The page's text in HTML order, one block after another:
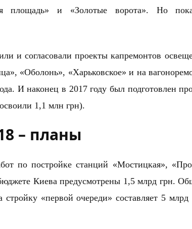
площадь» и «Золотые ворота». Но
и согласовали проекты капремонтов
«Оболонь», «Харьковское» и на
И наконец в 2017 году был подготовлен
1,1 млн грн).
– планы
по постройке станций «Мостицкая»,
Киева предусмотрены 1,5 млрд грн.
стройку «первой очереди» составляет 5